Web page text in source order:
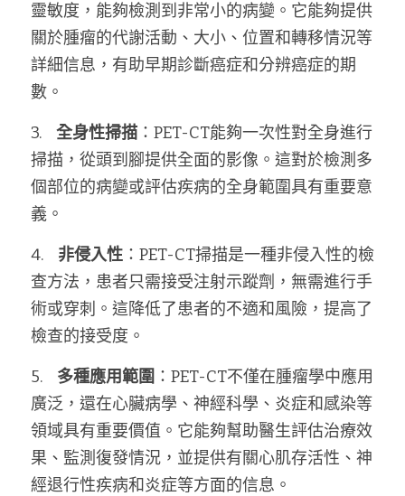
靈敏度，能夠檢測到非常小的病變。它能夠提供
關於腫瘤的代謝活動、大小、位置和轉移情況等
詳細信息，有助早期診斷癌症和分辨癌症的期
數。
3. 全身性掃描 ：PET-CT能夠一次性對全身進行
掃描，從頭到腳提供全面的影像。這對於檢測多
個部位的病變或評估疾病的全身範圍具有重要意
義。
4. 非侵入性 ：PET-CT掃描是一種非侵入性的檢
查方法，患者只需接受注射示蹤劑，無需進行手
術或穿刺。這降低了患者的不適和風險，提高了
檢查的接受度。
5. 多種應用範圍 ：PET-CT不僅在腫瘤學中應用
廣泛，還在心臟病學、神經科學、炎症和感染等
領域具有重要價值。它能夠幫助醫生評估治療效
果、監測復發情況，並提供有關心肌存活性、神
經退行性疾病和炎症等方面的信息。